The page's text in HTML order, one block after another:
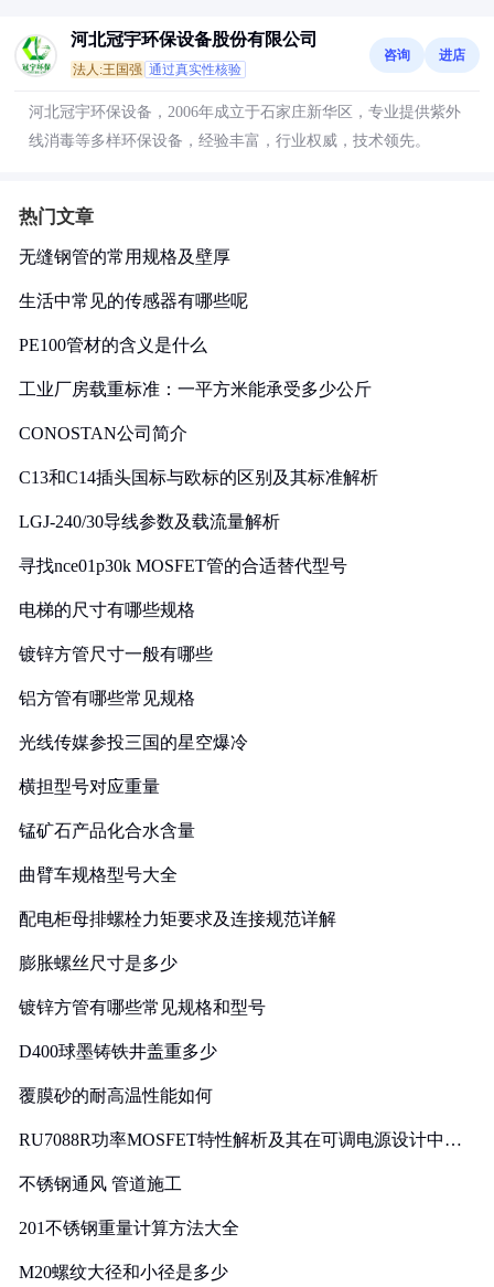
河北冠宇环保设备股份有限公司
法人:王国强 通过真实性核验
咨询 进店
河北冠宇环保设备，2006年成立于石家庄新华区，专业提供紫外
线消毒等多样环保设备，经验丰富，行业权威，技术领先。
热门文章
无缝钢管的常用规格及壁厚
生活中常见的传感器有哪些呢
PE100管材的含义是什么
工业厂房载重标准：一平方米能承受多少公斤
CONOSTAN公司简介
C13和C14插头国标与欧标的区别及其标准解析
LGJ-240/30导线参数及载流量解析
寻找nce01p30k MOSFET管的合适替代型号
电梯的尺寸有哪些规格
镀锌方管尺寸一般有哪些
铝方管有哪些常见规格
光线传媒参投三国的星空爆冷
横担型号对应重量
锰矿石产品化合水含量
曲臂车规格型号大全
配电柜母排螺栓力矩要求及连接规范详解
膨胀螺丝尺寸是多少
镀锌方管有哪些常见规格和型号
D400球墨铸铁井盖重多少
覆膜砂的耐高温性能如何
RU7088R功率MOSFET特性解析及其在可调电源设计中的
不锈钢通风 管道施工
201不锈钢重量计算方法大全
M20螺纹大径和小径是多少